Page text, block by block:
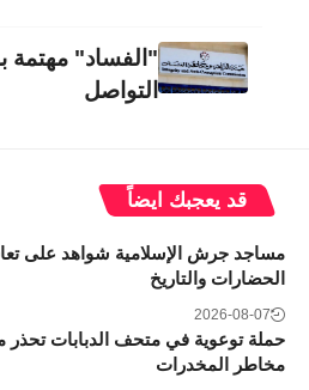
"الفساد" مهتمة
التواصل
قد يعجبك ايضاً
مساجد جرش الإسلامية شواهد على
الحضارات والتاريخ
2026-08-07
حملة توعوية في متحف الدبابات تحذر
مخاطر المخدرات